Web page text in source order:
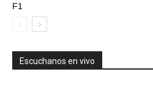
F1
Escuchanos en vivo